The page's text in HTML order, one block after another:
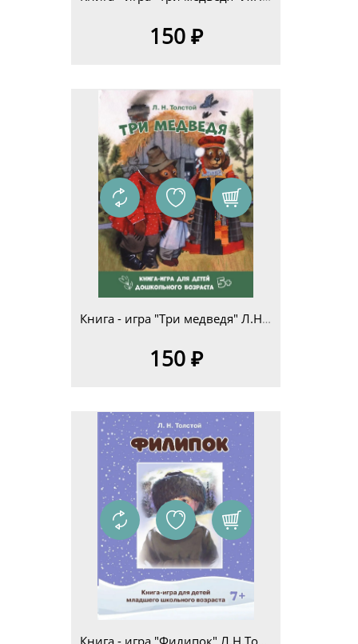
150 ₽
Книга - игра "Три медведя" Л.Н.Толстой для детей дошкольного возраста 5+
150 ₽